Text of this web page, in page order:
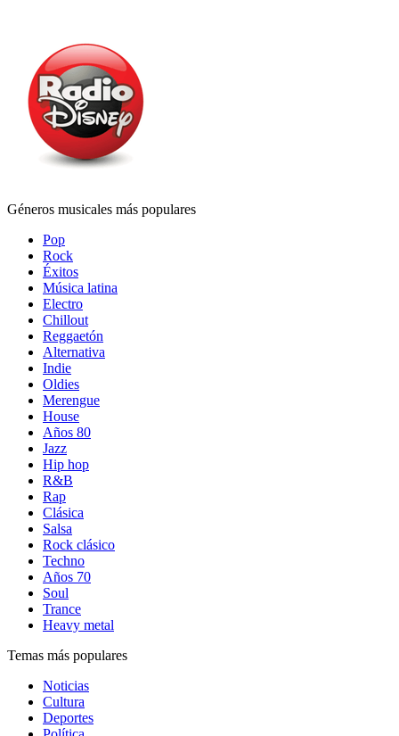
Géneros musicales más populares
Pop
Rock
Éxitos
Música latina
Electro
Chillout
Reggaetón
Alternativa
Indie
Oldies
Merengue
House
Años 80
Jazz
Hip hop
R&B
Rap
Clásica
Salsa
Rock clásico
Techno
Años 70
Soul
Trance
Heavy metal
Temas más populares
Noticias
Cultura
Deportes